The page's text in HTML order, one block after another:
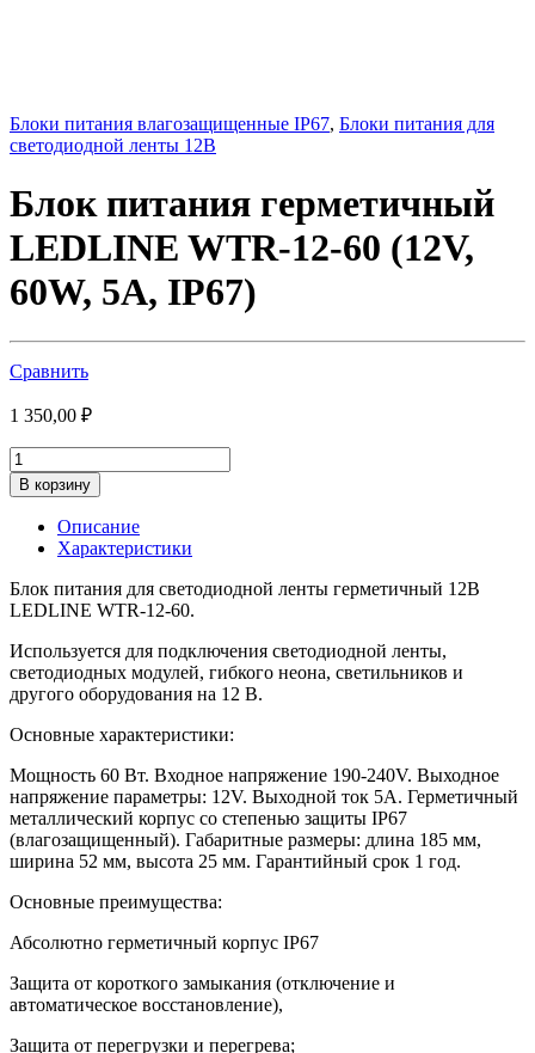
Блоки питания влагозащищенные IP67, Блоки питания для
светодиодной ленты 12В
Блок питания герметичный
LEDLINE WTR-12-60 (12V,
60W, 5A, IP67)
Сравнить
1 350,00 ₽
Блок
питания
герметичный
LEDLINE
WTR-
60
(12V,
5A,
IP67)
количество
В корзину
Описание
Характеристики
Блок питания для светодиодной ленты герметичный 12В
LEDLINE WTR-12-60.
Используется для подключения светодиодной ленты,
светодиодных модулей, гибкого неона, светильников и
другого оборудования на 12 В.
Основные характеристики:
Мощность 60 Вт. Входное напряжение 190-240V. Выходное
напряжение параметры: 12V. Выходной ток 5А. Герметичный
металлический корпус со степенью защиты IP67
(влагозащищенный). Габаритные размеры: длина 185 мм,
ширина 52 мм, высота 25 мм. Гарантийный срок 1 год.
Основные преимущества:
Абсолютно герметичный корпус IP67
Защита от короткого замыкания (отключение и
автоматическое восстановление),
Защита от перегрузки и перегрева;